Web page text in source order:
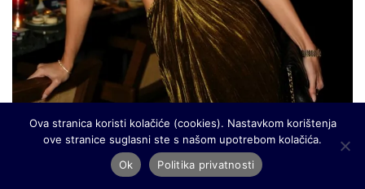
Ova stranica koristi kolačiće (cookies). Nastavkom korištenja
ove stranice suglasni ste s našom upotrebom kolačića.
Ok
Politika privatnosti